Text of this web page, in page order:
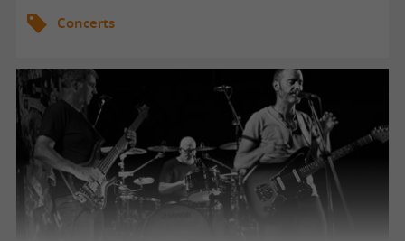
Concerts